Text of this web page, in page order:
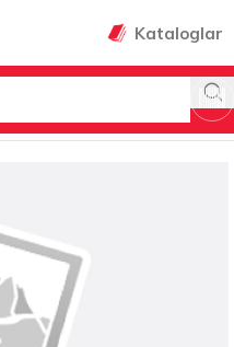
Kataloglar
SPATULA & MAŞA & ÇIRPICI